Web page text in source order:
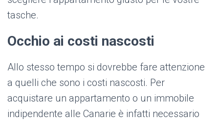
tasche.
Occhio ai costi nascosti
Allo stesso tempo si dovrebbe fare attenzione
a quelli che sono i costi nascosti. Per
acquistare un appartamento o un immobile
indipendente alle Canarie è infatti necessario